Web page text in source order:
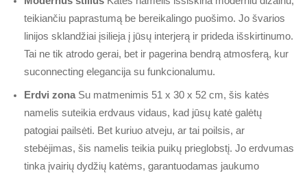
teikiančiu paprastumą be bereikalingo puošimo. Jo švarios
linijos sklandžiai įsilieja į jūsų interjerą ir prideda išskirtinumo.
Tai ne tik atrodo gerai, bet ir pagerina bendrą atmosferą, kur
suconnecting elegancija su funkcionalumu.
Erdvi zona Su matmenimis 51 x 30 x 52 cm, šis katės
namelis suteikia erdvaus vidaus, kad jūsų katė galėtų
patogiai pailsėti. Bet kuriuo atveju, ar tai poilsis, ar
stebėjimas, šis namelis teikia puikų prieglobstį. Jo erdvumas
tinka įvairių dydžių katėms, garantuodamas jaukumo